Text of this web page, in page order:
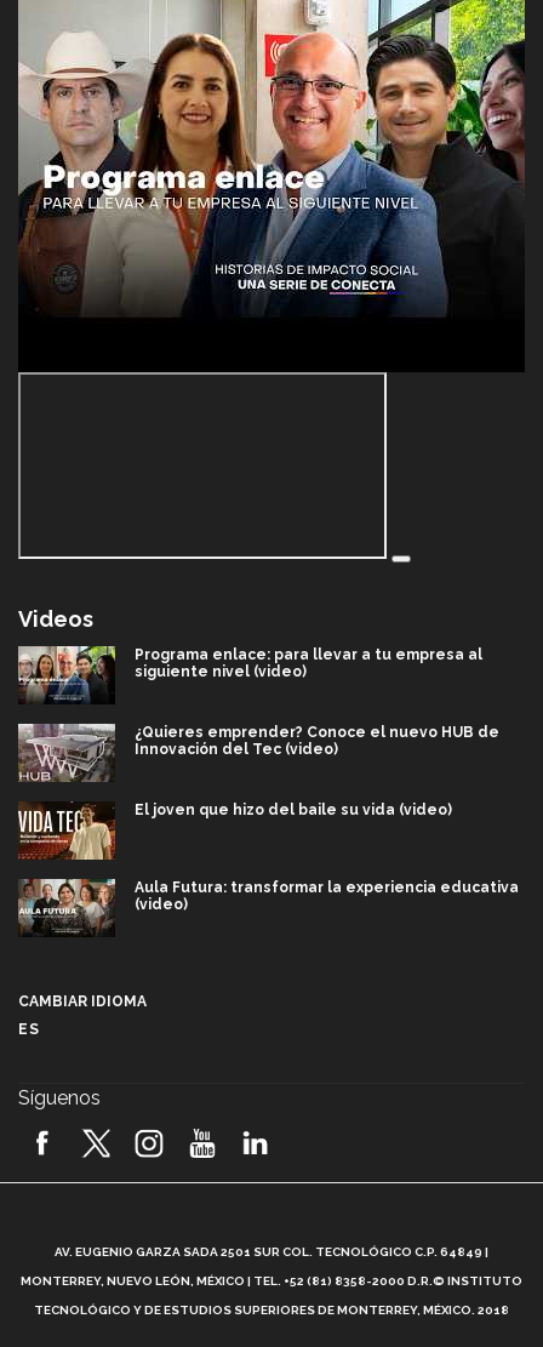
Videos
Programa enlace: para llevar a tu empresa al
siguiente nivel (video)
¿Quieres emprender? Conoce el nuevo HUB de
Innovación del Tec (video)
El joven que hizo del baile su vida (video)
Aula Futura: transformar la experiencia educativa
(video)
2026! (video)
¿Cómo es el Modelo Educativo Tec? (video)
CAMBIAR IDIOMA
ES
Síguenos
AV. EUGENIO GARZA SADA 2501 SUR COL. TECNOLÓGICO C.P. 64849 |
MONTERREY, NUEVO LEÓN, MÉXICO | TEL. +52 (81) 8358-2000 D.R.© INSTITUTO
TECNOLÓGICO Y DE ESTUDIOS SUPERIORES DE MONTERREY, MÉXICO. 2018